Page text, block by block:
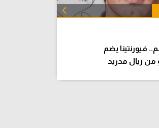
الكل
فيورنتينا يضم
من ريال مدريد